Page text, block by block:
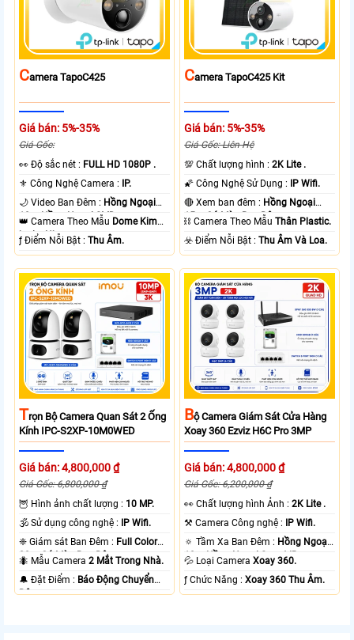
CAmera TapoC425
Giá bán: 5%-35%
Giá Gốc:
️👀 Độ sắc nét : FULL HD 1080P .
⚜️ Công Nghệ Camera :
IP.
🌙 Video Ban Đêm : Hồng Ngoại
10m Hồng Ngoại SMD.
👑 Camera Theo Mẫu Dome Kim
loại + Nhựa.
️ƒ Điểm Nỗi Bật :Thu Âm.
CAmera TapoC425 Kit
Giá bán: 5%-35%
Giá Gốc: Liên Hệ
💯 Chất lượng hình :2K Lite .
🌠 Công Nghệ Sử Dụng :
IP Wifi.
🔴 Xem ban đêm : Hồng Ngoại
15m Có Màu Ban Ðêm.
⛓ Camera Theo MẫuThân Plastic.
️☣️ Điểm Nỗi Bật :Thu Âm Và Loa.
TRọn Bộ Camera Quan Sát 2 Ống
Kính IPC-S2XP-10M0WED
Giá bán: 4,800,000 ₫
Giá Gốc: 6,800,000 ₫
🦉 Hình ảnh chất lượng : 10 MP.
🕉️ Sử dụng công nghệ :
IP Wifi.
❈ Giám sát Ban Đêm : Full Color
20m Có Màu Ban Ðêm.
🐜 Mẫu Camera2 Mắt Trong Nhà.
️🔔 Đặt Điểm : Báo Động Chuyển
Động.
BỘ Camera Giám Sát Cửa Hàng
Xoay 360 Ezviz H6C Pro 3MP
Giá bán: 4,800,000 ₫
Giá Gốc: 6,200,000 ₫
️👀 Chất lượng hình Ảnh :2K Lite .
⚒ Camera Công nghệ :
IP Wifi.
🔅 Tầm Xa Ban Đêm : Hồng Ngoại
10m Hồng Ngoại Smart IR.
💦 Loại CameraXoay 360.
️ƒ Chức Năng :Xoay 360 Thu Âm.